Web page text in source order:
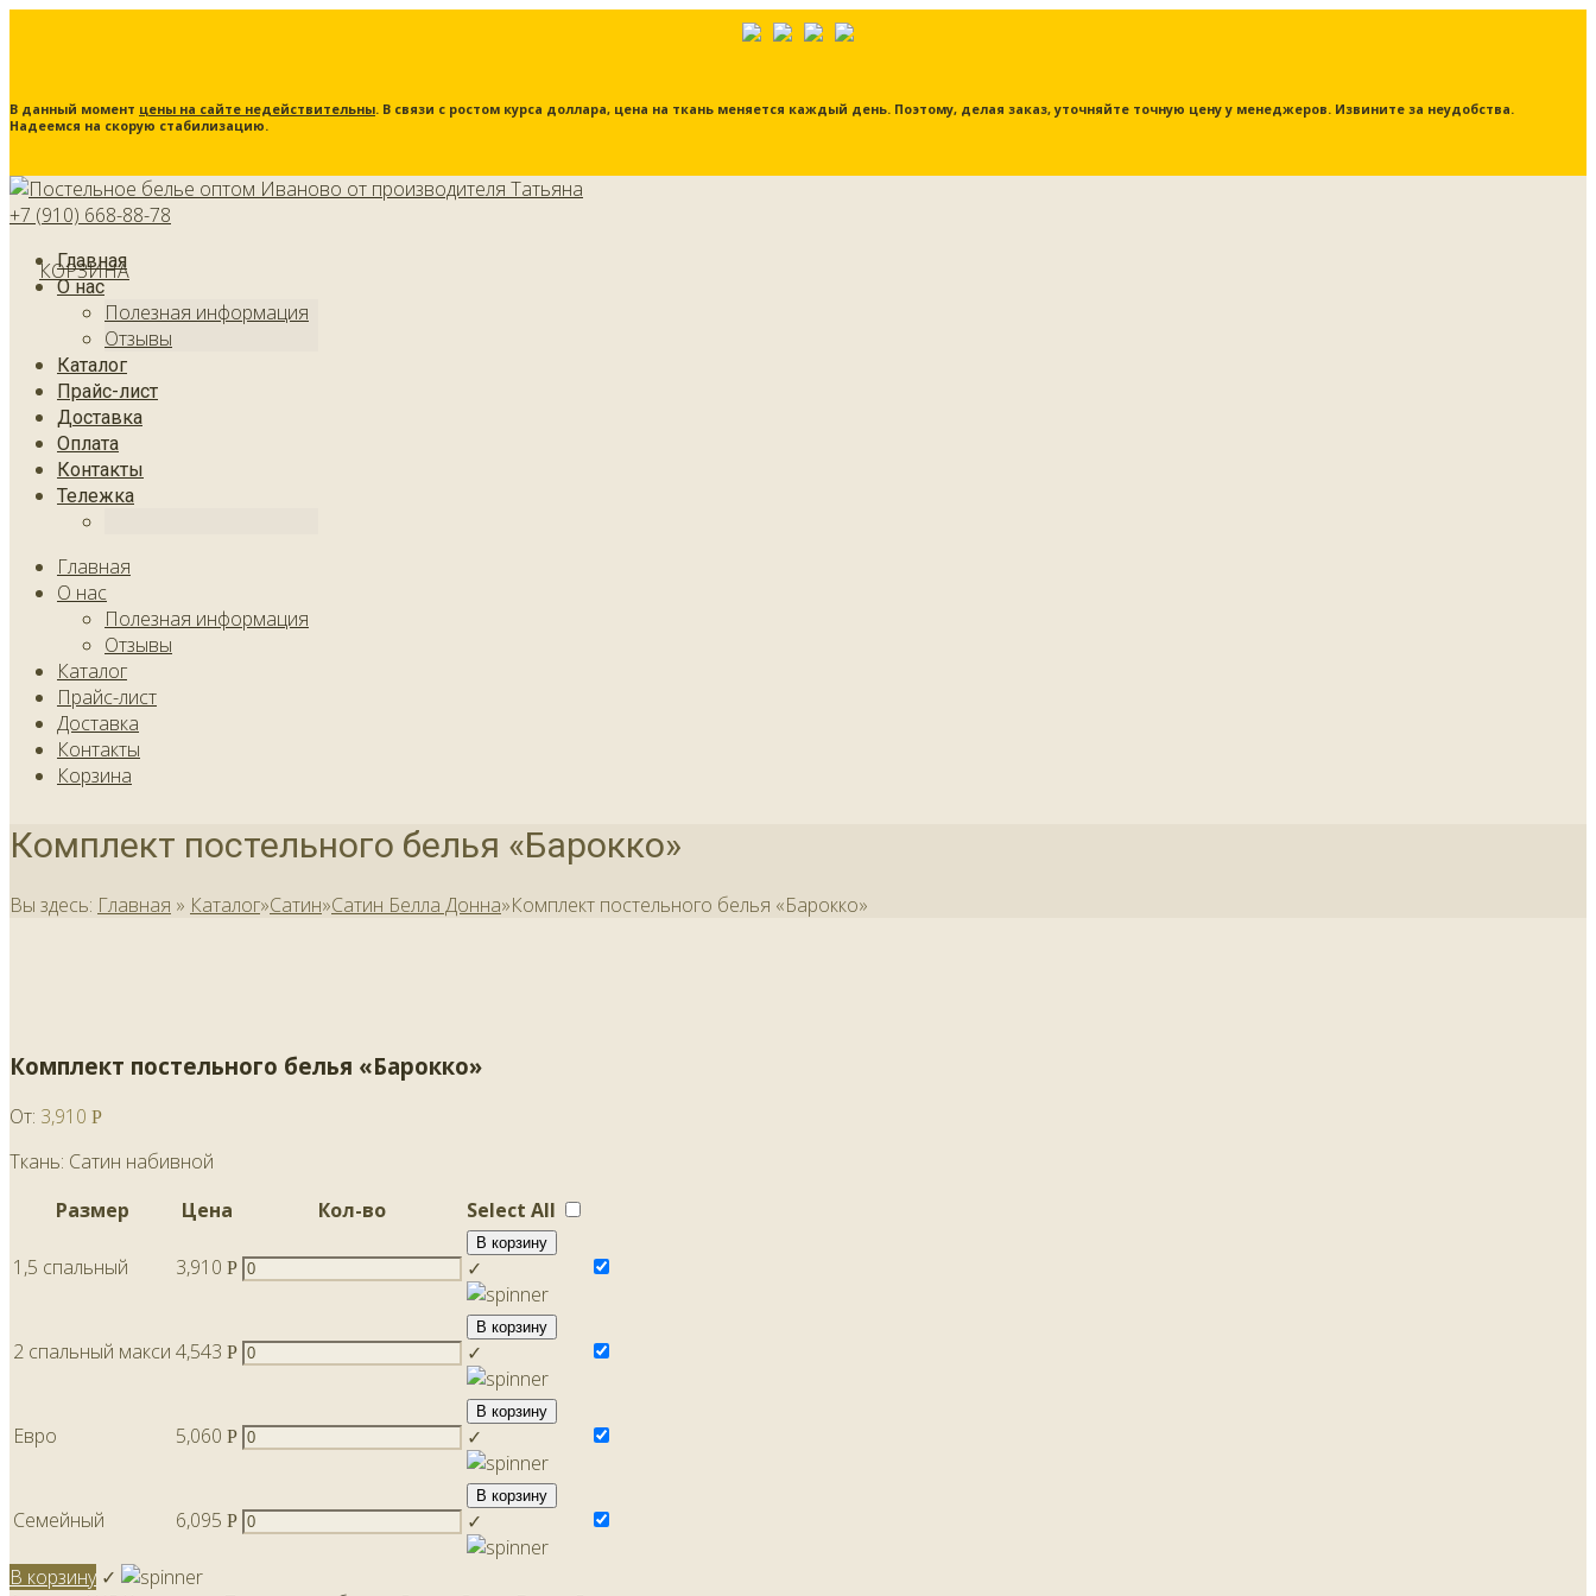
В данный момент цены на сайте недействительны. В связи с ростом курса доллара, цена на ткань меняется каждый день. Поэтому, делая заказ, уточняйте точную цену у менеджеров. Извините за неудобства.
Надеемся на скорую стабилизацию.
+7 (910) 668-88-78
КОРЗИНА
Главная
О нас
Полезная информация
Отзывы
Каталог
Прайс-лист
Доставка
Оплата
Контакты
Тележка
Главная
О нас
Полезная информация
Отзывы
Каталог
Прайс-лист
Доставка
Контакты
Корзина
Комплект постельного белья «Барокко»
Вы здесь: Главная » Каталог»Сатин»Сатин Белла Донна»Комплект постельного белья «Барокко»
Комплект постельного белья «Барокко»
От: 3,910 Р
Ткань: Сатин набивной
Размер
Цена Кол-во Select All
1,5 спальный 3,910 Р
В корзину
✓
2 спальный макси 4,543 Р
В корзину
✓
Евро 5,060 Р
В корзину
✓
Семейный 6,095 Р
В корзину
✓
В корзину ✓